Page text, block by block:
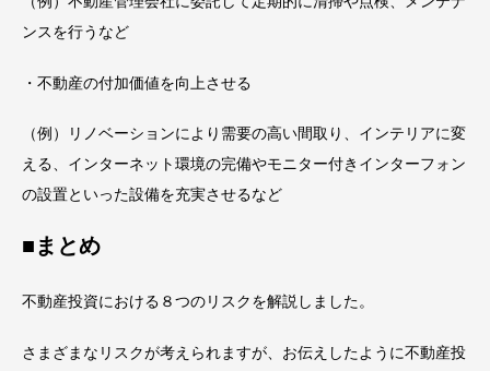
ンスを行うなど
・不動産の付加価値を向上させる
（例）リノベーションにより需要の高い間取り、インテリアに変
える、インターネット環境の完備やモニター付きインターフォン
の設置といった設備を充実させるなど
■まとめ
不動産投資における８つのリスクを解説しました。
さまざまなリスクが考えられますが、お伝えしたように不動産投